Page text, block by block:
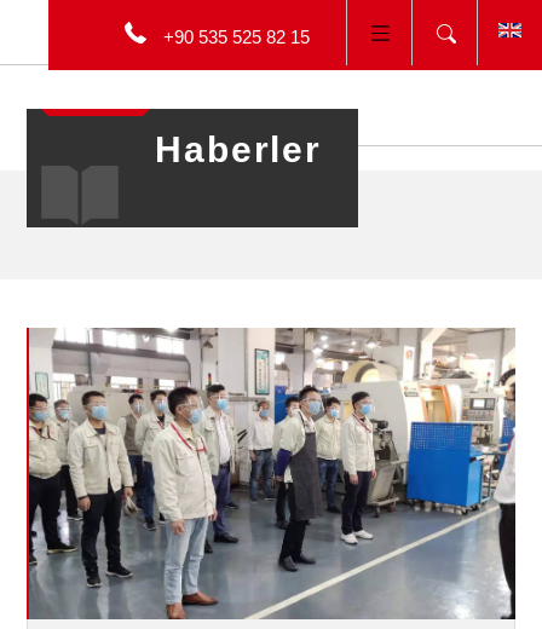
+90 535 525 82 15
Haberler